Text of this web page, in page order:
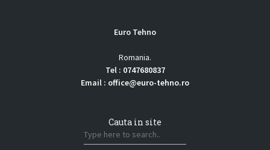
Euro Tehno
Romania.
Tel : 0747680837
Email : office@euro-tehno.ro
Cauta in site